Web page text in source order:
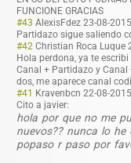
FUNCIONE GRACIAS
#43 AlexisFdez 23-08-
Partidazo sigue saliendo
#42 Christian Roca Luque
Hola perdona, ya te
Canal + Partidazo y
dos, me aparece canal
#41 Kravenbcn 22-08-
Cito a javier:
hola por que no me
nuevos?? nunca lo
popaso r paso por